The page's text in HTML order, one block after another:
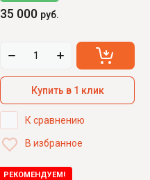
35 000 руб.
Купить в 1 клик
К сравнению
В избранное
РЕКОМЕНДУЕМ!